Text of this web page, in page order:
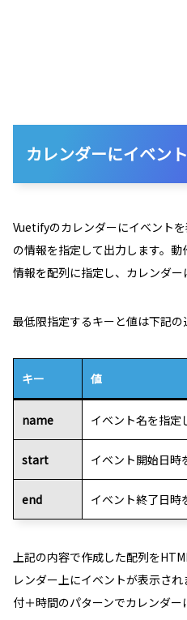
カレンダーにイベン
Vuetifyのカレンダーにイベント
の情報を指定して出力します。
情報を配列に指定し、カレンダー
最低限指定するキーと値は下記の
キー 値
name イベント名を指定
start イベント開始日時
end イベント終了日時
上記の内容で作成した配列を
レンダー上にイベントが表示さ
付＋時間のパターンでカレンダー